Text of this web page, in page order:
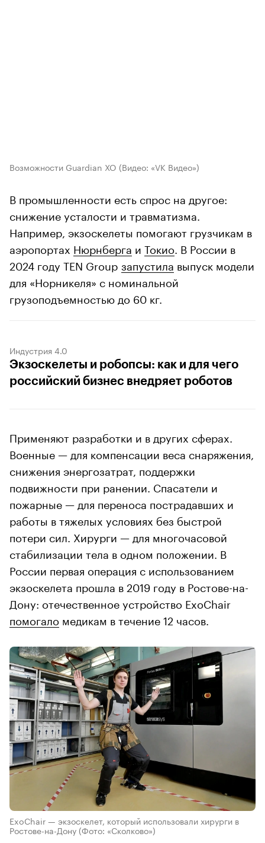
Возможности Guardian XO (Видео: «VK Видео»)
В промышленности есть спрос на другое:
снижение усталости и травматизма.
Например, экзоскелеты помогают грузчикам в
аэропортах Нюрнберга и Токио . В России в
2024 году TEN Group запустила выпуск модели
для «Норникеля» с номинальной
грузоподъемностью до 60 кг.
Индустрия 4.0
Экзоскелеты и робопсы: как и для чего
российский бизнес внедряет роботов
Применяют разработки и в других сферах.
Военные — для компенсации веса снаряжения,
снижения энергозатрат, поддержки
подвижности при ранении. Спасатели и
пожарные — для переноса пострадавших и
работы в тяжелых условиях без быстрой
потери сил. Хирурги — для многочасовой
стабилизации тела в одном положении. В
России первая операция с использованием
экзоскелета прошла в 2019 году в Ростове-на-
Дону: отечественное устройство ExoChair
помогало медикам в течение 12 часов.
ExoChair — экзоскелет, который использовали хирурги в
Ростове-на-Дону (Фото: «Сколково»)